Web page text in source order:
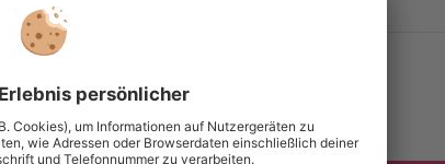
189,90 €
zzgl. Versand(inkl. MwSt.)